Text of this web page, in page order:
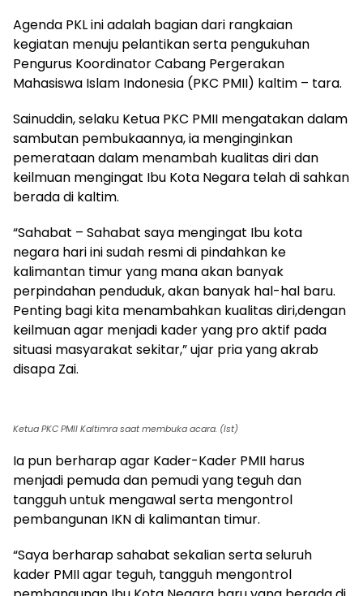
Agenda PKL ini adalah bagian dari rangkaian
kegiatan menuju pelantikan serta pengukuhan
Pengurus Koordinator Cabang Pergerakan
Mahasiswa Islam Indonesia (PKC PMII) kaltim – tara.
Sainuddin, selaku Ketua PKC PMII mengatakan dalam
sambutan pembukaannya, ia menginginkan
pemerataan dalam menambah kualitas diri dan
keilmuan mengingat Ibu Kota Negara telah di sahkan
berada di kaltim.
“Sahabat – Sahabat saya mengingat Ibu kota
negara hari ini sudah resmi di pindahkan ke
kalimantan timur yang mana akan banyak
perpindahan penduduk, akan banyak hal-hal baru.
Penting bagi kita menambahkan kualitas diri,dengan
keilmuan agar menjadi kader yang pro aktif pada
situasi masyarakat sekitar,” ujar pria yang akrab
disapa Zai.
Ketua PKC PMII Kaltimra saat membuka acara. (Ist)
Ia pun berharap agar Kader-Kader PMII harus
menjadi pemuda dan pemudi yang teguh dan
tangguh untuk mengawal serta mengontrol
pembangunan IKN di kalimantan timur.
“Saya berharap sahabat sekalian serta seluruh
kader PMII agar teguh, tangguh mengontrol